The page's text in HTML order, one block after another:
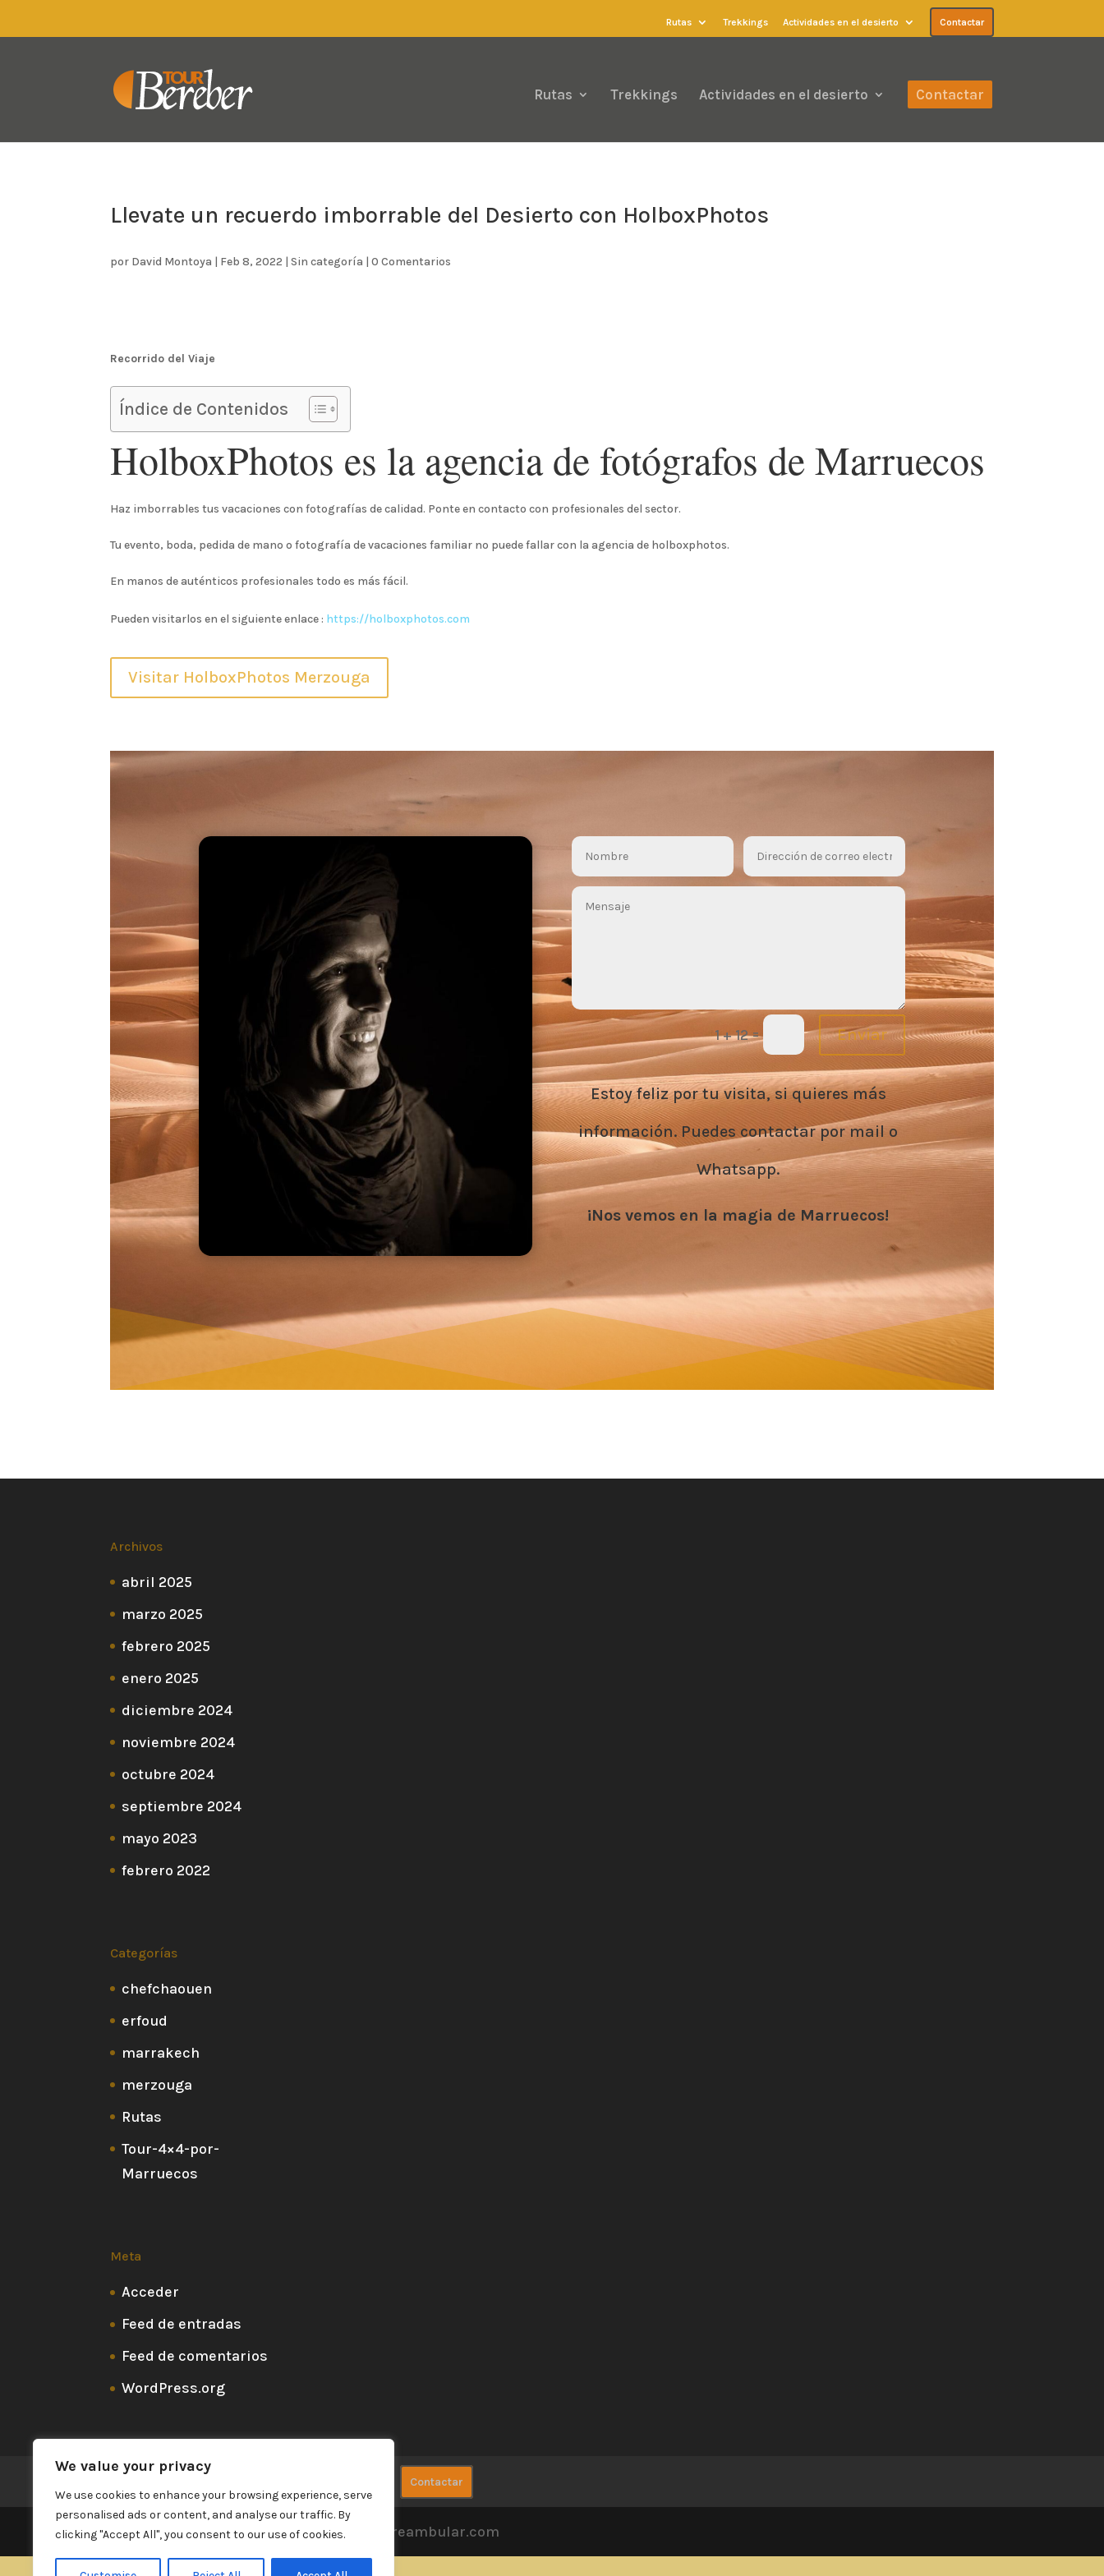
We value your privacy
We use cookies to enhance your browsing experience, serve
personalised ads or content, and analyse our traffic. By
clicking "Accept All", you consent to our use of cookies.
Rutas Trekkings Actividades en el desierto Contactar
Rutas Trekkings Actividades en el desierto Contactar
Llevate un recuerdo imborrable del Desierto con HolboxPhotos
por David Montoya | Feb 8, 2022 |Sin categoría |0 Comentarios
Recorrido del Viaje
Índice de Contenidos
HolboxPhotos es la agencia de fotógrafos de Marruecos
Haz imborrables tus vacaciones con fotografías de calidad. Ponte en contacto con profesionales del sector.
Tu evento, boda, pedida de mano o fotografía de vacaciones familiar no puede fallar con la agencia de holboxphotos.
En manos de auténticos profesionales todo es más fácil.
Pueden visitarlos en el siguiente enlace : https://holboxphotos.com
Visitar HolboxPhotos Merzouga
1 + 12= Enviar
Estoy feliz por tu visita, si quieres más
información. Puedes contactar por mail o
Whatsapp.
¡Nos vemos en la magia de Marruecos!
Archivos
abril 2025
marzo 2025
febrero 2025
enero 2025
diciembre 2024
noviembre 2024
octubre 2024
septiembre 2024
mayo 2023
febrero 2022
Categorías
chefchaouen
erfoud
marrakech
merzouga
Rutas
Tour-4×4-por-
Marruecos
Meta
Acceder
Feed de entradas
Feed de comentarios
WordPress.org
Contactar
Diseñado por David Dreambular / www.dreambular.com